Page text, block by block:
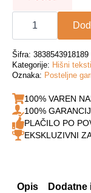
Posteljna
garnitura
količina
Šifra: 3838543918189
Kategorije: Hišni tekstil
Oznaka: Posteljne
100% VAREN
100%
PLAČILO PO
EKSKLUZIVNI
Opis Dodatne